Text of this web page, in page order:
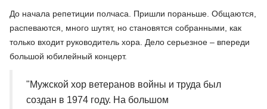
До начала репетиции полчаса. Пришли пораньше. Общаются,
распеваются, много шутят, но становятся собранными, как
только входит руководитель хора. Дело серьезное – впереди
большой юбилейный концерт.
"Мужской хор ветеранов войны и труда был
создан в 1974 году. На большом